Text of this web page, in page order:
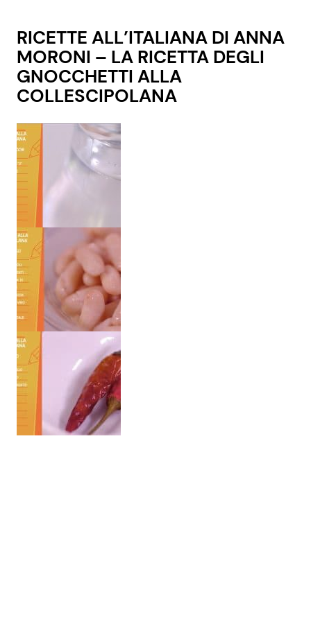
RICETTE ALL’ITALIANA DI ANNA
MORONI – LA RICETTA DEGLI
GNOCCHETTI ALLA
COLLESCIPOLANA